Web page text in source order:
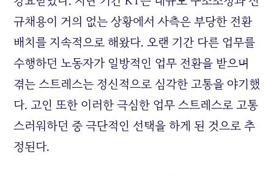
규채용이 거의 없는 상황에서 사측은 부당한 전환
배치를 지속적으로 해왔다. 오랜 기간 다른 업무를
수행하던 노동자가 일방적인 업무 전환을 받으며
겪는 스트레스는 정신적으로 심각한 고통을 야기했
다. 고인 또한 이러한 극심한 업무 스트레스로 고통
스러워하던 중 극단적인 선택을 하게 된 것으로 추
정된다.